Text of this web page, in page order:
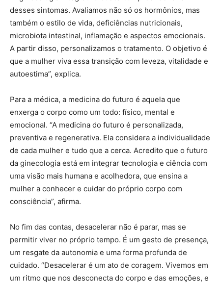
desses sintomas. Avaliamos não só os hormônios, mas
também o estilo de vida, deficiências nutricionais,
microbiota intestinal, inflamação e aspectos emocionais.
A partir disso, personalizamos o tratamento. O objetivo é
que a mulher viva essa transição com leveza, vitalidade e
autoestima”, explica.
Para a médica, a medicina do futuro é aquela que
enxerga o corpo como um todo: físico, mental e
emocional. “A medicina do futuro é personalizada,
preventiva e regenerativa. Ela considera a individualidade
de cada mulher e tudo que a cerca. Acredito que o futuro
da ginecologia está em integrar tecnologia e ciência com
uma visão mais humana e acolhedora, que ensina a
mulher a conhecer e cuidar do próprio corpo com
consciência”, afirma.
No fim das contas, desacelerar não é parar, mas se
permitir viver no próprio tempo. É um gesto de presença,
um resgate da autonomia e uma forma profunda de
cuidado. “Desacelerar é um ato de coragem. Vivemos em
um ritmo que nos desconecta do corpo e das emoções, e